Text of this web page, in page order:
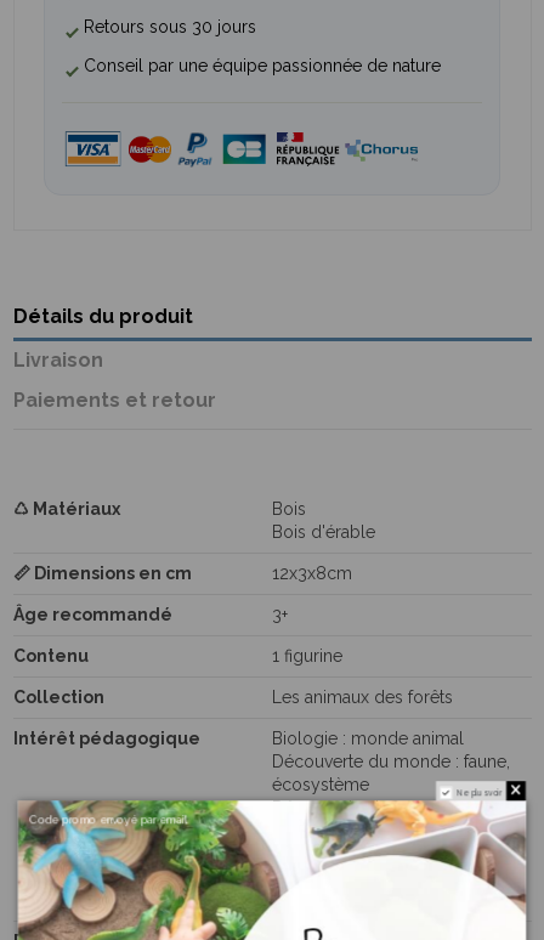
Retours sous 30 jours
Conseil par une équipe passionnée de nature
Détails du produit
Livraison
Paiements et retour
♺ Matériaux
Bois
Bois d'érable
📏 Dimensions en cm 12x3x8cm
Âge recommandé 3+
Contenu 1 figurine
Collection Les animaux des forêts
Intérêt pédagogique
Biologie : monde animal
Découverte du monde : faune,
écosystème
Découverte du monde : flore,
écosystème
Langage : vocabulaire
Science : Découvertes du
monde animal
Ne plus voir
Code promo envoyé par email